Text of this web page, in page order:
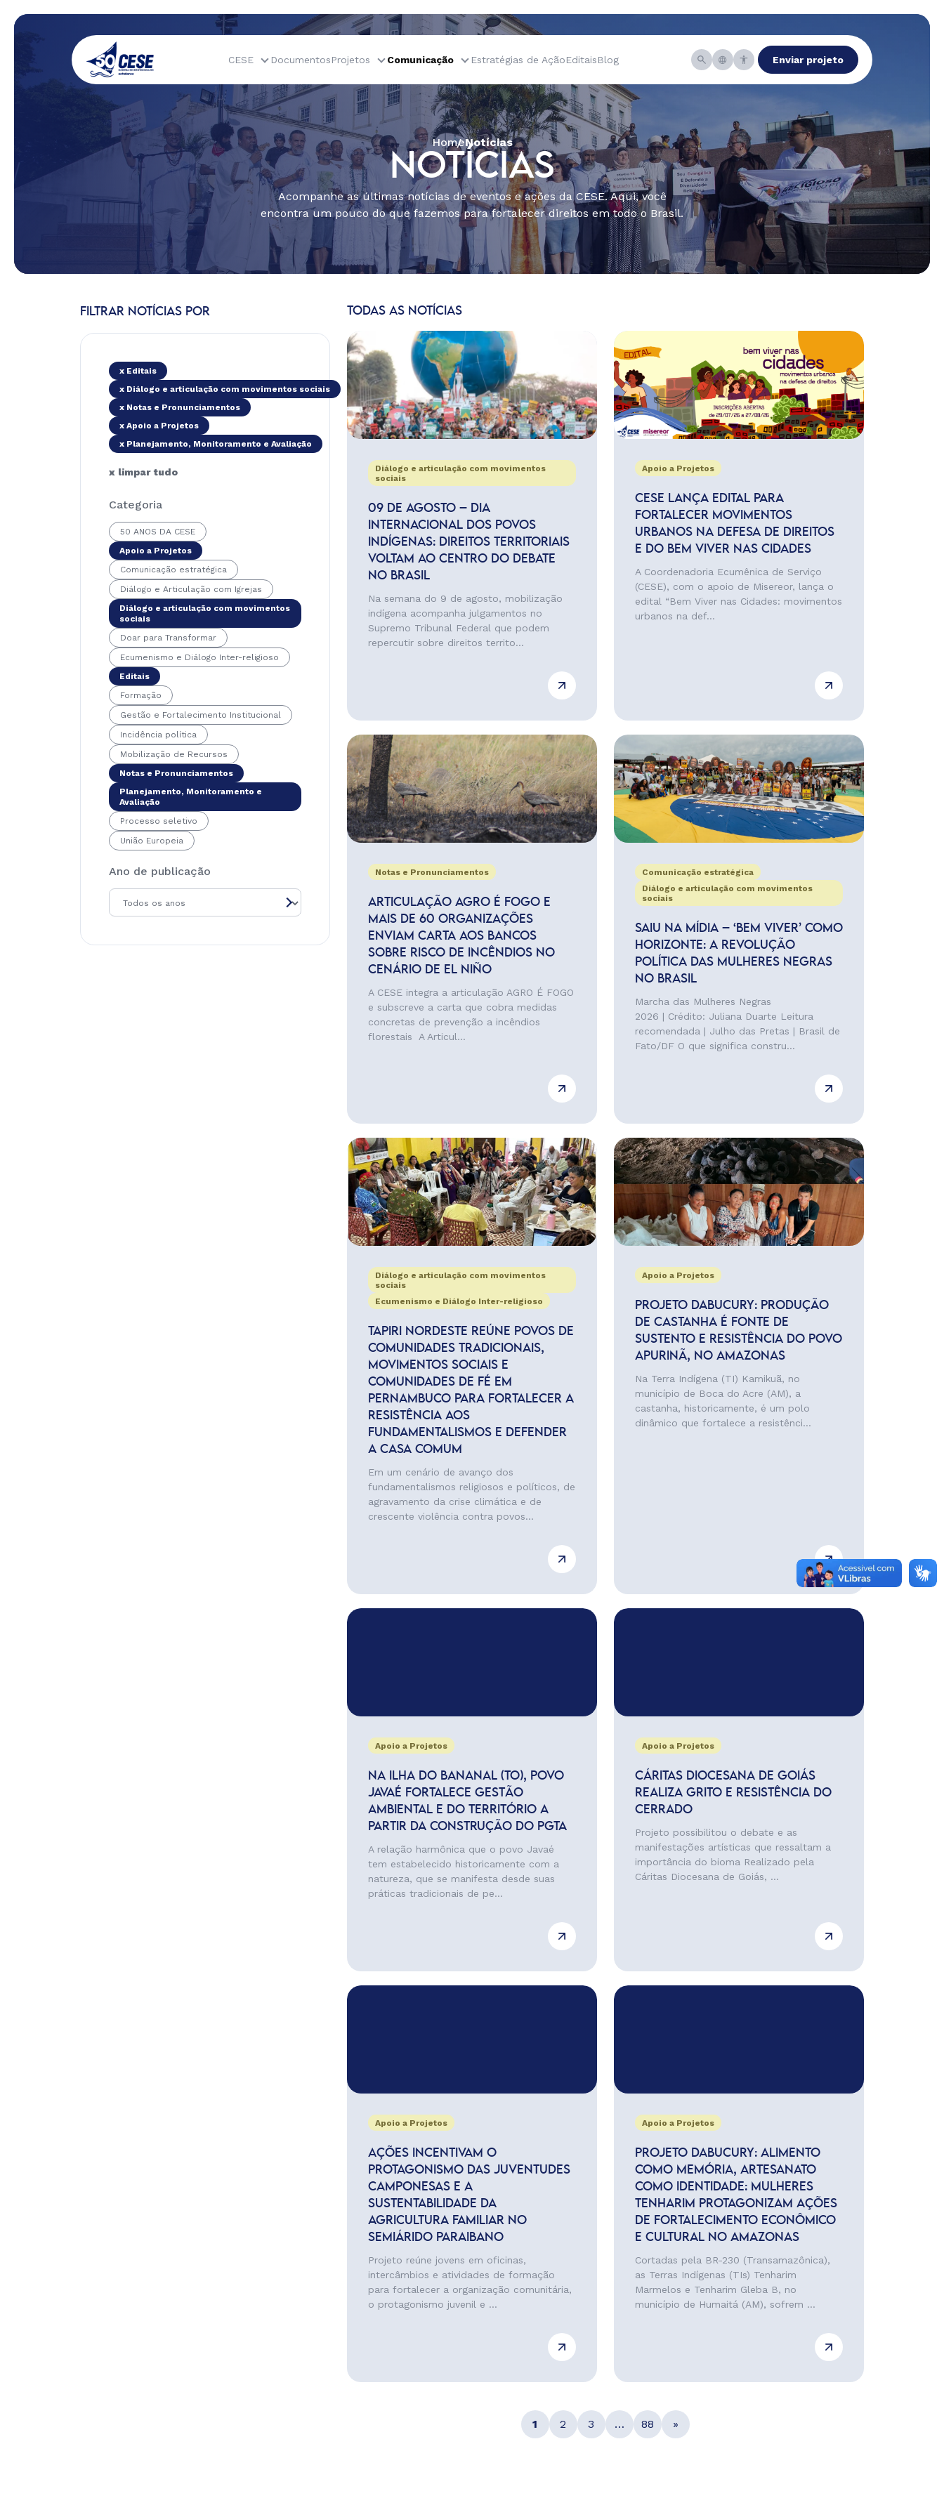
CESE DocumentosProjetos Comunicação Estratégias de AçãoEditaisBlog Enviar projeto
HomeNotícias
NOTÍCIAS
Acompanhe as últimas notícias de eventos e ações da CESE. Aqui, você
encontra um pouco do que fazemos para fortalecer direitos em todo o Brasil.
FILTRAR NOTÍCIAS POR
x Editais
x Diálogo e articulação com movimentos sociais
x Notas e Pronunciamentos
x Apoio a Projetos
x Planejamento, Monitoramento e Avaliação
x limpar tudo
Categoria
50 ANOS DA CESE
Apoio a Projetos
Comunicação estratégica
Diálogo e Articulação com Igrejas
Diálogo e articulação com movimentos
sociais
Doar para Transformar
Ecumenismo e Diálogo Inter-religioso
Editais
Formação
Gestão e Fortalecimento Institucional
Incidência política
Mobilização de Recursos
Notas e Pronunciamentos
Planejamento, Monitoramento e
Avaliação
Processo seletivo
União Europeia
Ano de publicação
TODAS AS NOTÍCIAS
Diálogo e articulação com movimentos
sociais
09 DE AGOSTO – DIA
INTERNACIONAL DOS POVOS
INDÍGENAS: DIREITOS TERRITORIAIS
VOLTAM AO CENTRO DO DEBATE
NO BRASIL
Na semana do 9 de agosto, mobilização
indígena acompanha julgamentos no
Supremo Tribunal Federal que podem
repercutir sobre direitos territo...
Apoio a Projetos
CESE LANÇA EDITAL PARA
FORTALECER MOVIMENTOS
URBANOS NA DEFESA DE DIREITOS
E DO BEM VIVER NAS CIDADES
A Coordenadoria Ecumênica de Serviço
(CESE), com o apoio de Misereor, lança o
edital “Bem Viver nas Cidades: movimentos
urbanos na def...
Notas e Pronunciamentos
ARTICULAÇÃO AGRO É FOGO E
MAIS DE 60 ORGANIZAÇÕES
ENVIAM CARTA AOS BANCOS
SOBRE RISCO DE INCÊNDIOS NO
CENÁRIO DE EL NIÑO
A CESE integra a articulação AGRO É FOGO
e subscreve a carta que cobra medidas
concretas de prevenção a incêndios
florestais A Articul...
Comunicação estratégica
Diálogo e articulação com movimentos
sociais
SAIU NA MÍDIA – ‘BEM VIVER’ COMO
HORIZONTE: A REVOLUÇÃO
POLÍTICA DAS MULHERES NEGRAS
NO BRASIL
Marcha das Mulheres Negras
2026 | Crédito: Juliana Duarte Leitura
recomendada | Julho das Pretas | Brasil de
Fato/DF O que significa constru...
Diálogo e articulação com movimentos
sociais
Ecumenismo e Diálogo Inter-religioso
TAPIRI NORDESTE REÚNE POVOS DE
COMUNIDADES TRADICIONAIS,
MOVIMENTOS SOCIAIS E
COMUNIDADES DE FÉ EM
PERNAMBUCO PARA FORTALECER A
RESISTÊNCIA AOS
FUNDAMENTALISMOS E DEFENDER
A CASA COMUM
Em um cenário de avanço dos
fundamentalismos religiosos e políticos, de
agravamento da crise climática e de
crescente violência contra povos...
Apoio a Projetos
PROJETO DABUCURY: PRODUÇÃO
DE CASTANHA É FONTE DE
SUSTENTO E RESISTÊNCIA DO POVO
APURINÃ, NO AMAZONAS
Na Terra Indígena (TI) Kamikuã, no
município de Boca do Acre (AM), a
castanha, historicamente, é um polo
dinâmico que fortalece a resistênci...
Apoio a Projetos
NA ILHA DO BANANAL (TO), POVO
JAVAÉ FORTALECE GESTÃO
AMBIENTAL E DO TERRITÓRIO A
PARTIR DA CONSTRUÇÃO DO PGTA
A relação harmônica que o povo Javaé
tem estabelecido historicamente com a
natureza, que se manifesta desde suas
práticas tradicionais de pe...
Apoio a Projetos
CÁRITAS DIOCESANA DE GOIÁS
REALIZA GRITO E RESISTÊNCIA DO
CERRADO
Projeto possibilitou o debate e as
manifestações artísticas que ressaltam a
importância do bioma Realizado pela
Cáritas Diocesana de Goiás, ...
Apoio a Projetos
AÇÕES INCENTIVAM O
PROTAGONISMO DAS JUVENTUDES
CAMPONESAS E A
SUSTENTABILIDADE DA
AGRICULTURA FAMILIAR NO
SEMIÁRIDO PARAIBANO
Projeto reúne jovens em oficinas,
intercâmbios e atividades de formação
para fortalecer a organização comunitária,
o protagonismo juvenil e ...
Apoio a Projetos
PROJETO DABUCURY: ALIMENTO
COMO MEMÓRIA, ARTESANATO
COMO IDENTIDADE: MULHERES
TENHARIM PROTAGONIZAM AÇÕES
DE FORTALECIMENTO ECONÔMICO
E CULTURAL NO AMAZONAS
Cortadas pela BR-230 (Transamazônica),
as Terras Indígenas (TIs) Tenharim
Marmelos e Tenharim Gleba B, no
município de Humaitá (AM), sofrem ...
1 2 3 … 88 »